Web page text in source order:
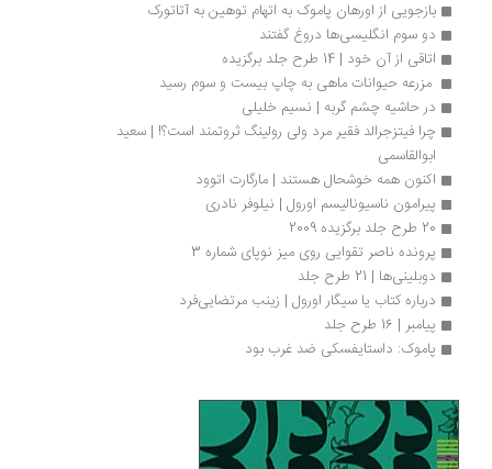
بازجویی از اورهان پاموک به‌ اتهام توهین به آتاتورک
دو سوم انگلیسی‌ها دروغ گفتند
اتاقی از آن خود | 14 طرح جلد برگزیده
مزرعه حیوانات ماهی به چاپ بیست و سوم رسید
در حاشیه چشم‌ گربه | نسیم خلیلی
ابوالقاسمی
اکنون همه خوشحال هستند | مارگارت اتوود
پیرامون ناسیونالیسم اورول | نیلوفر نادری
20 طرح جلد برگزیده 2009
پرونده ناصر تقوایی روی میز نوپای شماره 3
دوبلینی‌ها | 21 طرح جلد
درباره کتاب یا سیگار اورول |‌ زینب مرتضایی‌فرد
پیامبر | 16 طرح جلد
پاموک: داستایفسکی ضد غرب بود